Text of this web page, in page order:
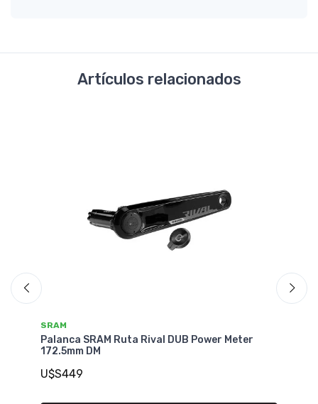
Artículos relacionados
SRAM
Palanca SRAM Ruta Rival DUB Power Meter
172.5mm DM
U$S449